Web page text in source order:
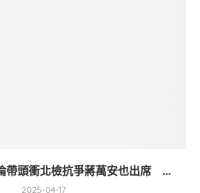
帶頭衝北檢抗爭蔣萬安也出席 ...
2025-04-17